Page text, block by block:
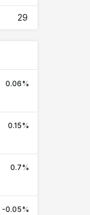
29
0.06%
0.15%
0.7%
-0.05%